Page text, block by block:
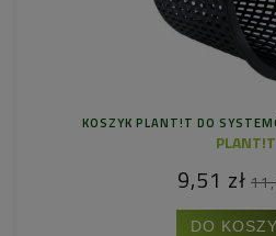
KOSZYK PLANT!T DO
PLANT!T
9,51 zł
DO